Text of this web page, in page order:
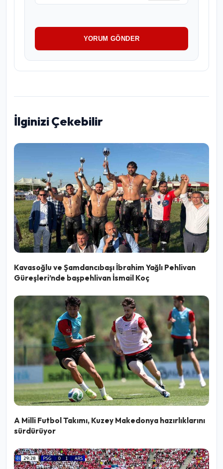
YORUM GÖNDER
İlginizi Çekebilir
Kavasoğlu ve Şamdancıbaşı İbrahim Yağlı Pehlivan
Güreşleri’nde başpehlivan İsmail Koç
A Milli Futbol Takımı, Kuzey Makedonya hazırlıklarını
sürdürüyor